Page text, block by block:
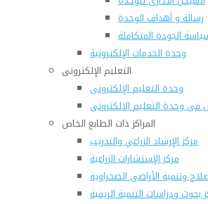
رسالة و أهداف الوحدة
الجودة المتكاملة
وحدة الخدمات الإلكترونية
التعليم الإلكترونى
وحدة التعليم الإلكترونى
فى وحدة التعليم الالكترونى
المراكز ذات الطابع الخاص
مركز الإرشاد الزراعي والتدريب
مركز الإستشارات الزراعية
وتنمية الأراضى الصحراوية